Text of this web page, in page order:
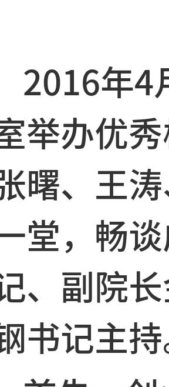
2016年4
室举办优
张曙、
一堂，畅
记、副院